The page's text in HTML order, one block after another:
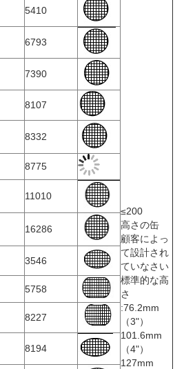
≤200
高さの缶
顧客によっ
て設計され
ていなさい
標準的な高
さ
:76.2mm
（3"）
101.6mm
（4"）
127mm
5410
6793
7390
8107
8332
8775
11010
16286
3546
5758
8227
8194